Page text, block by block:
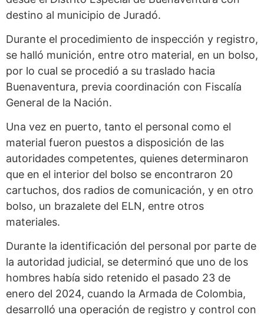
destino al municipio de Juradó.
Durante el procedimiento de inspección y registro,
se halló munición, entre otro material, en un bolso,
por lo cual se procedió a su traslado hacia
Buenaventura, previa coordinación con Fiscalía
General de la Nación.
Una vez en puerto, tanto el personal como el
material fueron puestos a disposición de las
autoridades competentes, quienes determinaron
que en el interior del bolso se encontraron 20
cartuchos, dos radios de comunicación, y en otro
bolso, un brazalete del ELN, entre otros
materiales.
Durante la identificación del personal por parte de
la autoridad judicial, se determinó que uno de los
hombres había sido retenido el pasado 23 de
enero del 2024, cuando la Armada de Colombia,
desarrolló una operación de registro y control con